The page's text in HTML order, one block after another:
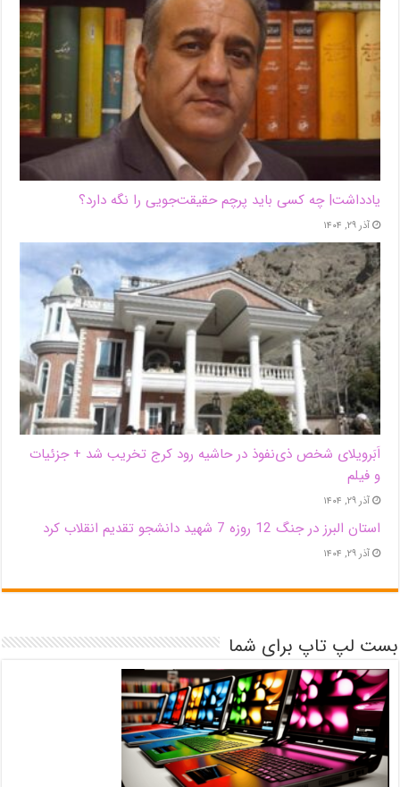
یادداشت| ‌چه کسی باید پرچم حقیقت‌جویی را نگه دارد؟
آذر ۲۹, ۱۴۰۴
اَبَر‌ویلای شخص ذی‌نفوذ در حاشیه‌ رود کرج تخریب شد + جزئیات
و فیلم
آذر ۲۹, ۱۴۰۴
استان البرز در جنگ 12 روزه 7 شهید دانشجو تقدیم انقلاب کرد
آذر ۲۹, ۱۴۰۴
بست لپ تاپ برای شما